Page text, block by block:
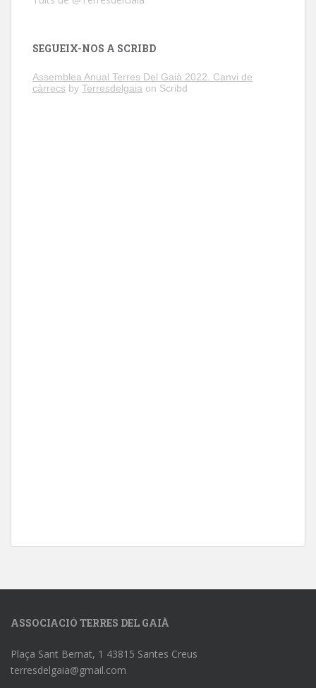
SEGUEIX-NOS A SCRIBD
Assemblea Anual Terres Del Gaià 2022. Canvi de
càrrecs by Terresdelgaia on Scribd
ASSOCIACIÓ TERRES DEL GAIÀ
Plaça Sant Bernat, 1 43815 Santes Creus
terresdelgaia@gmail.com